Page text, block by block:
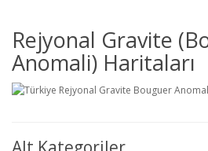
Rejyonal Gravite
Anomali) Haritaları